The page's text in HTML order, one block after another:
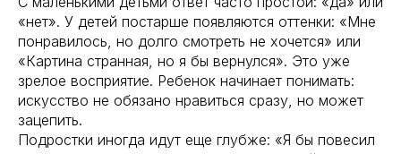
«нет». У детей постарше появляются оттенки: «Мне
понравилось, но долго смотреть не хочется» или
«Картина странная, но я бы вернулся». Это уже
зрелое восприятие. Ребенок начинает понимать:
искусство не обязано нравиться сразу, но может
зацепить.
Подростки иногда идут еще глубже: «Я бы повесил